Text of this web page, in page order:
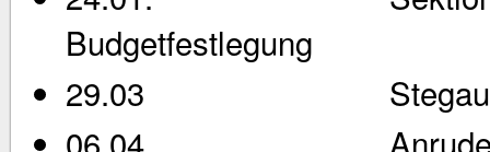
Budgetfestlegung
29.03
06.04.